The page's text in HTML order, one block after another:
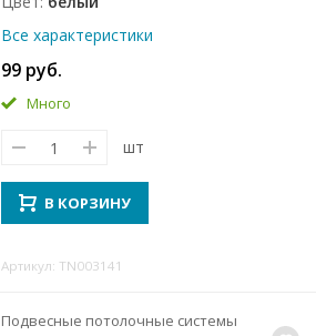
Все характеристики
99 руб.
Много
шт
В КОРЗИНУ
Артикул: TN003141
Подвесные потолочные системы